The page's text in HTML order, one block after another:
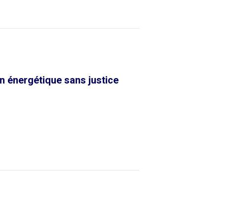
énergétique sans justice